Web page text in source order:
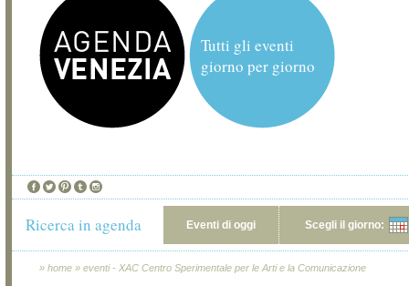
Tutti gli eventi
giorno per giorno
Ricerca in agenda Eventi di oggi Scegli il giorno:
» home » eventi - XAC Centro Sperimentale per le Arti e la Comunicazione